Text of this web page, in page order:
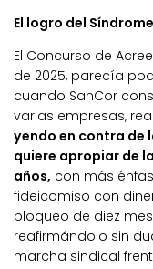
El logro del
El Concurso de
de 2025, parecía
cuando SanCor
varias empresas,
yendo en contra de
quiere apropiar de
años, con más
fideicomiso con
bloqueo de diez
reafirmándolo sin
marcha sindical